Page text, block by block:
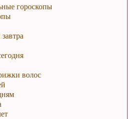
гороскопы
волос